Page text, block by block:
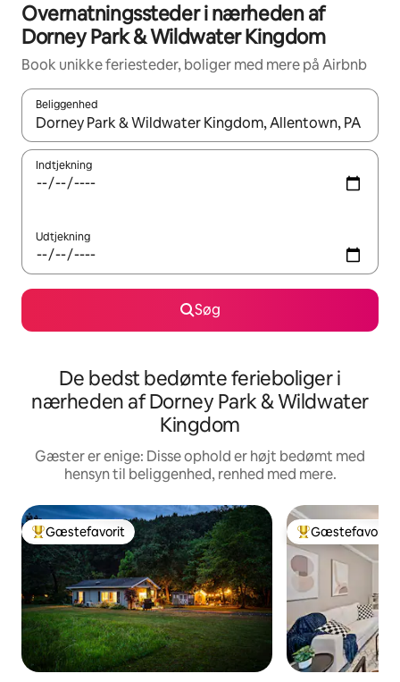
Overnatningssteder i nærheden af
Dorney Park & Wildwater Kingdom
Book unikke feriesteder, boliger med mere på Airbnb
Beliggenhed
Når resultaterne er tilgængelige, skal du navigere med
Indtjekning
Udtjekning
Søg
De bedst bedømte ferieboliger i
nærheden af Dorney Park & Wildwater
Kingdom
Gæster er enige: Disse ophold er højt bedømt med
hensyn til beliggenhed, renhed med mere.
Bedste gæstefavorit
Gæstefavorit Bedste
Gæstefavorit